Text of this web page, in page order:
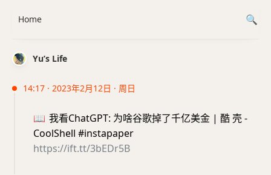
Yu’s Life
14:17 · 2023年2月12日 · 周日
📖 我看ChatGPT: 为啥谷歌掉了千亿美金 | 酷 壳 -
CoolShell #instapaper
https://ift.tt/3bEDr5B
Home